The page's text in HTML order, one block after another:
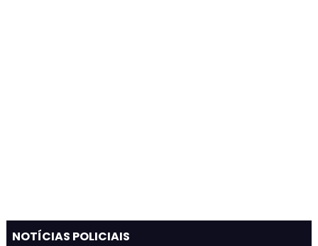
NOTÍCIAS POLICIAIS